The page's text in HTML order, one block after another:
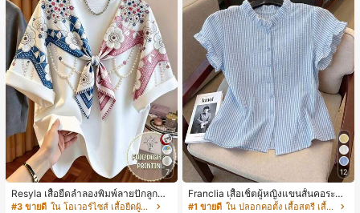
7
Resyla เสื้อยืดลำลองพิมพ์ลายปักลูกปัด
รูปโบว์ขนาดใหญ่สำหรับผู้หญิง
#3 ขายดี
ใน โอเวอร์ไซส์ เสื้อยืดผู้หญิง
12
Franclia เสื้อเชิ้ตผู้หญิงแขนสั้นคอระบา
ยกระดุมเดี่ยวลายทาง
#1 ขายดี
ใน ปลอกคอตั้ง เสื้อสตรี เสื้อเบลาส์ & Tee